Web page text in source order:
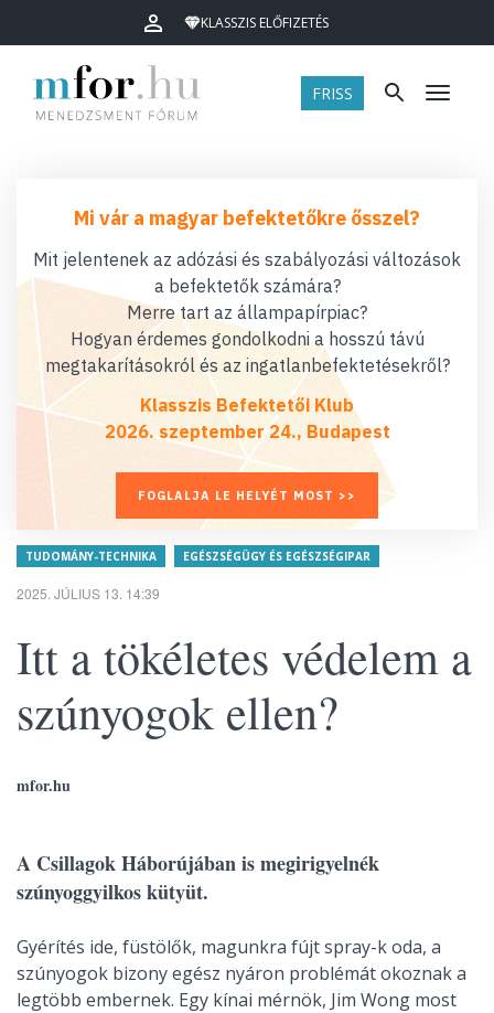
KLASSZIS ELŐFIZETÉS
FRISS Menü
Mi vár a magyar befektetőkre ősszel?
Mit jelentenek az adózási és szabályozási változások
a befektetők számára?
Merre tart az állampapírpiac?
Hogyan érdemes gondolkodni a hosszú távú
megtakarításokról és az ingatlanbefektetésekről?
Klasszis Befektetői Klub
2026. szeptember 24., Budapest
FOGLALJA LE HELYÉT MOST >>
TUDOMÁNY-TECHNIKA EGÉSZSÉGÜGY ÉS EGÉSZSÉGIPAR
2025. JÚLIUS 13. 14:39
Itt a tökéletes védelem a
szúnyogok ellen?
mfor.hu
A Csillagok Háborújában is megirigyelnék
szúnyoggyilkos kütyüt.
Gyérítés ide, füstölők, magunkra fújt spray-k oda, a
szúnyogok bizony egész nyáron problémát okoznak a
legtöbb embernek. Egy kínai mérnök, Jim Wong most